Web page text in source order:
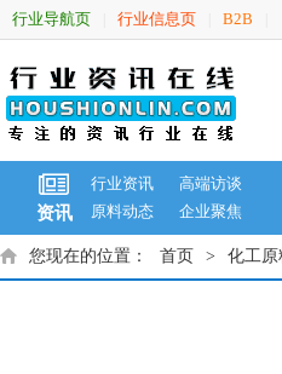
行业导航页 行业信息页 B2B
资讯
行业资讯
高端访谈
原料动态
企业聚焦
您现在的位置： 首页 > 化工原